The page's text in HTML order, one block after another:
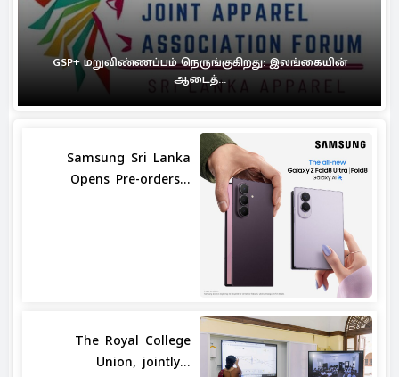
GSP+ மறுவிண்ணப்பம் நெருங்குகிறது: இலங்கையின்
ஆடைத்...
Samsung Sri Lanka
Opens Pre-orders...
The Royal College
Union, jointly...